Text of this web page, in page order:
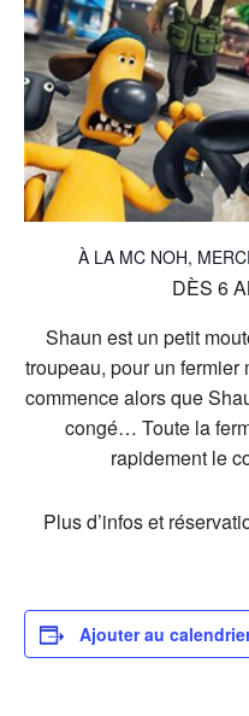
À LA MC NOH,
DÈS 6
Shaun est un petit
troupeau, pour un fermier
commence alors que
congé… Toute la
rapidement le
Plus d’infos et
Ajouter au